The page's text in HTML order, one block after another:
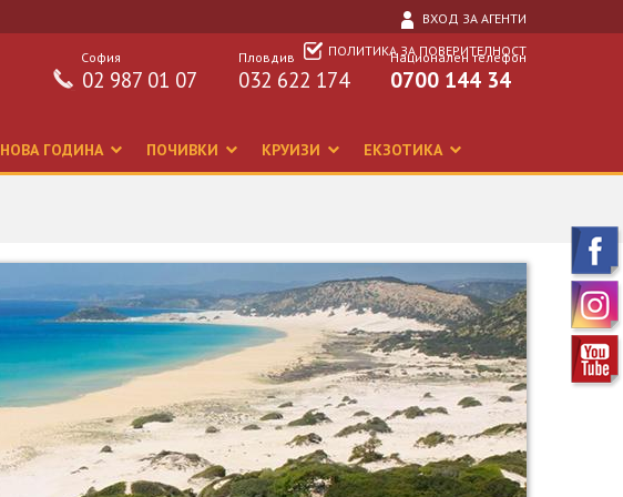
ВХОД ЗА АГЕНТИ
ПОЛИТИКА ЗА ПОВЕРИТЕЛНОСТ
Национален телефон
0700 144 34
Пловдив
032 622 174
София
02 987 01 07
НОВА ГОДИНА ПОЧИВКИ КРУИЗИ ЕКЗОТИКА